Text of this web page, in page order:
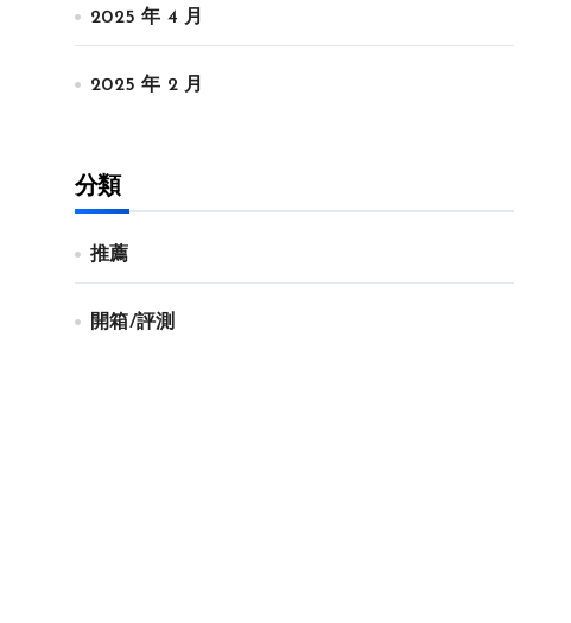
2025 年 4 月
2025 年 2 月
分類
推薦
開箱/評測